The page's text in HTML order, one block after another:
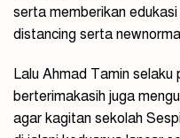
serta memberikan
distancing serta
Lalu Ahmad Tamin selaku
berterimakasih juga
agar kagitan sekolah